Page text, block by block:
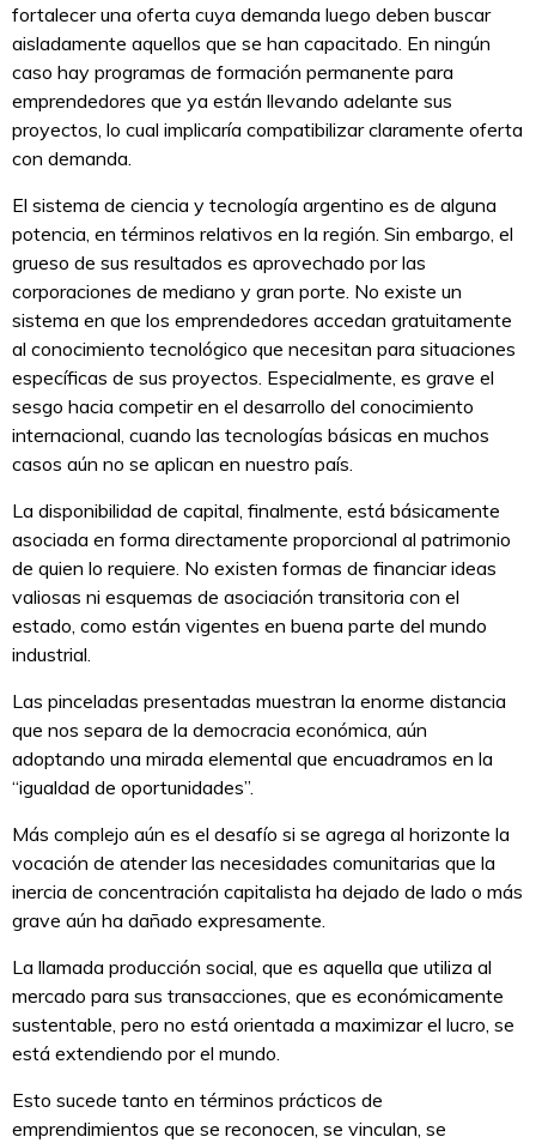
fortalecer una oferta cuya demanda luego deben buscar
aisladamente aquellos que se han capacitado. En ningún
caso hay programas de formación permanente para
emprendedores que ya están llevando adelante sus
proyectos, lo cual implicaría compatibilizar claramente oferta
con demanda.
El sistema de ciencia y tecnología argentino es de alguna
potencia, en términos relativos en la región. Sin embargo, el
grueso de sus resultados es aprovechado por las
corporaciones de mediano y gran porte. No existe un
sistema en que los emprendedores accedan gratuitamente
al conocimiento tecnológico que necesitan para situaciones
específicas de sus proyectos. Especialmente, es grave el
sesgo hacia competir en el desarrollo del conocimiento
internacional, cuando las tecnologías básicas en muchos
casos aún no se aplican en nuestro país.
La disponibilidad de capital, finalmente, está básicamente
asociada en forma directamente proporcional al patrimonio
de quien lo requiere. No existen formas de financiar ideas
valiosas ni esquemas de asociación transitoria con el
estado, como están vigentes en buena parte del mundo
industrial.
Las pinceladas presentadas muestran la enorme distancia
que nos separa de la democracia económica, aún
adoptando una mirada elemental que encuadramos en la
“igualdad de oportunidades”.
Más complejo aún es el desafío si se agrega al horizonte la
vocación de atender las necesidades comunitarias que la
inercia de concentración capitalista ha dejado de lado o más
grave aún ha dañado expresamente.
La llamada producción social, que es aquella que utiliza al
mercado para sus transacciones, que es económicamente
sustentable, pero no está orientada a maximizar el lucro, se
está extendiendo por el mundo.
Esto sucede tanto en términos prácticos de
emprendimientos que se reconocen, se vinculan, se